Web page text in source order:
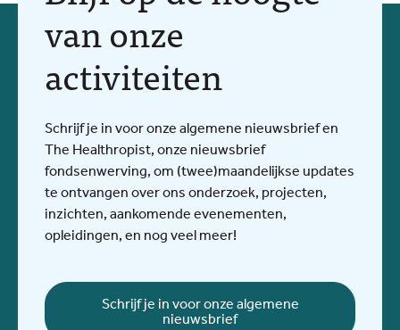
van onze
activiteiten
Schrijf je in voor onze algemene nieuwsbrief en
The Healthropist, onze nieuwsbrief
fondsenwerving, om (twee)maandelijkse updates
te ontvangen over ons onderzoek, projecten,
inzichten, aankomende evenementen,
opleidingen, en nog veel meer!
Schrijf je in voor onze algemene
nieuwsbrief